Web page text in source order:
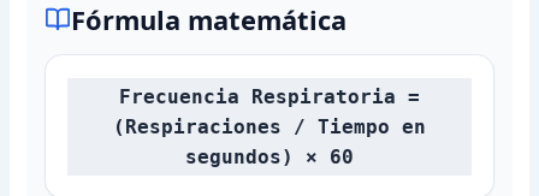
Fórmula matemática
Frecuencia Respiratoria =
(Respiraciones / Tiempo en
segundos) × 60